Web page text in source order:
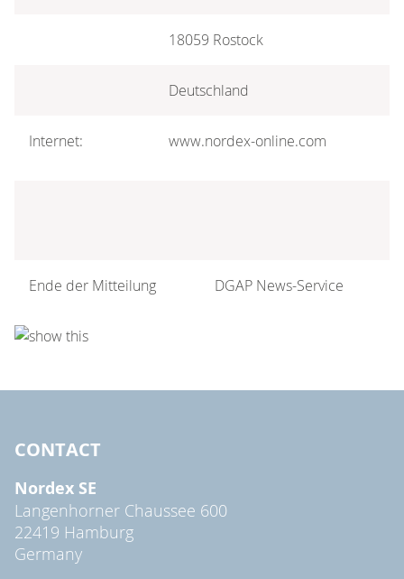
18059 Rostock
Deutschland
Internet: www.nordex-online.com
Ende der Mitteilung DGAP News-Service
CONTACT
Nordex SE
Langenhorner Chaussee 600
22419 Hamburg
Germany